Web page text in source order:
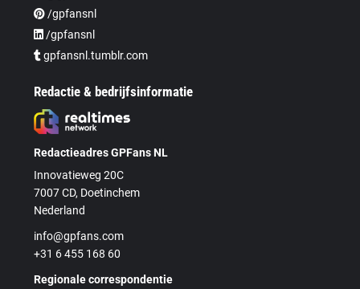
/gpfansnl
/gpfansnl
gpfansnl.tumblr.com
Redactie & bedrijfsinformatie
Redactieadres GPFans NL
Innovatieweg 20C
7007 CD, Doetinchem
Nederland
info@gpfans.com
+31 6 455 168 60
Regionale correspondentie